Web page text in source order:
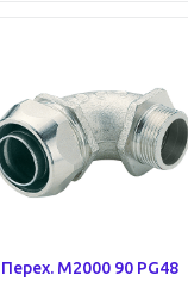
Перех. M2000 90 PG48